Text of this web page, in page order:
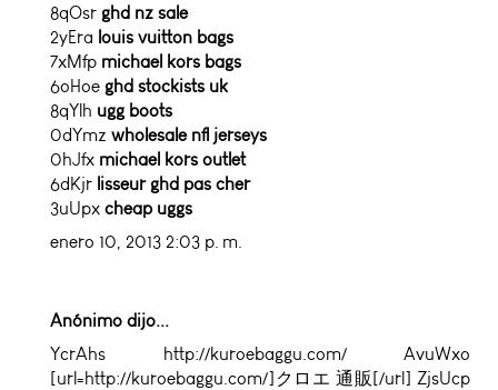
8qOsr ghd nz sale
2yEra louis vuitton bags
7xMfp michael kors bags
6oHoe ghd stockists uk
8qYlh ugg boots
0dYmz wholesale nfl jerseys
0hJfx michael kors outlet
6dKjr lisseur ghd pas cher
3uUpx cheap uggs
enero 10, 2013 2:03 p. m.
Anónimo dijo...
YcrAhs http://kuroebaggu.com/ AvuWxo
[url=http://kuroebaggu.com/]クロエ 通販[/url] ZjsUcp